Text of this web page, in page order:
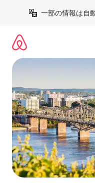
一部の情報は自